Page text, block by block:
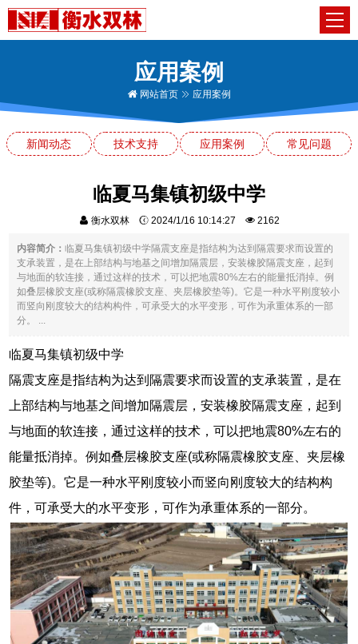
应用案例
网站首页 应用案例
新闻动态 技术支持 应用案例 常见问题
临夏马集镇初级中学
衡水双林 2024/1/16 10:14:27 2162
内容简介：临夏马集镇初级中学隔震支座是指结构为达到隔震要求而设置的
支承装置，是在上部结构与地基之间增加隔震层，安装橡胶隔震支座，起到
与地面的软连接，通过这样的技术，可以把地震80%左右的能量抵消掉。例
如叠层橡胶支座(或称隔震橡胶支座、夹层橡胶垫等)。它是一种水平刚度较小
而竖向刚度较大的结构构件，可承受大的水平变形，可作为承重体系的一部
分。 ...
临夏马集镇初级中学
隔震支座是指结构为达到隔震要求而设置的支承装置，是在
上部结构与地基之间增加隔震层，安装橡胶隔震支座，起到
与地面的软连接，通过这样的技术，可以把地震80%左右的
能量抵消掉。例如叠层橡胶支座(或称隔震橡胶支座、夹层橡
胶垫等)。它是一种水平刚度较小而竖向刚度较大的结构构
件，可承受大的水平变形，可作为承重体系的一部分。